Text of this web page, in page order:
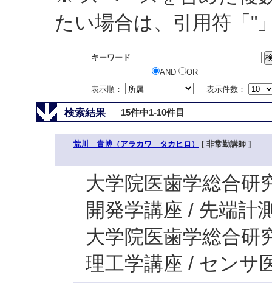
たい場合は、引用符「"
キーワード
AND
OR
表示順：
表示件数：
検索結果 15件中1-10件目
荒川 貴博（アラカワ タカヒロ） [ 非常勤講師 ]
大学院医歯学総合研
開発学講座 / 先端計
大学院医歯学総合研
理工学講座 / センサ